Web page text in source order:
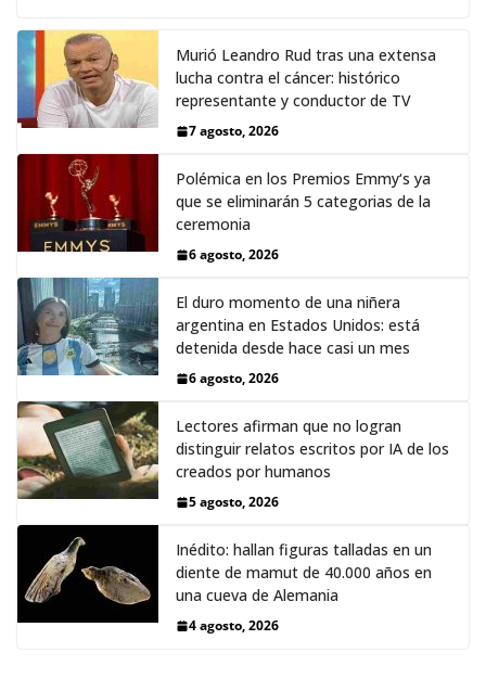
Murió Leandro Rud tras una extensa
lucha contra el cáncer: histórico
representante y conductor de TV
7 agosto, 2026
Polémica en los Premios Emmy‘s ya
que se eliminarán 5 categorias de la
ceremonia
6 agosto, 2026
El duro momento de una niñera
argentina en Estados Unidos: está
detenida desde hace casi un mes
6 agosto, 2026
Lectores afirman que no logran
distinguir relatos escritos por IA de los
creados por humanos
5 agosto, 2026
Inédito: hallan figuras talladas en un
diente de mamut de 40.000 años en
una cueva de Alemania
4 agosto, 2026